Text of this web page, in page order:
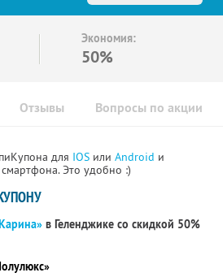
Экономия:
50%
Отзывы Вопросы по акции
для IOS или Android и
Это удобно :)
в Геленджике со скидкой 50%